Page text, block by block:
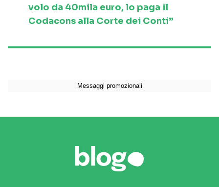
volo da 40mila euro, lo paga il
Codacons alla Corte dei Conti”